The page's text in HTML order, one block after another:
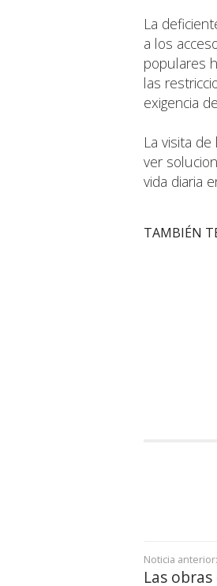
La
a los
populares
las
exigencia
La visita
ver
vida diaria
TAMBIÉN
Noticia anterior:
Las